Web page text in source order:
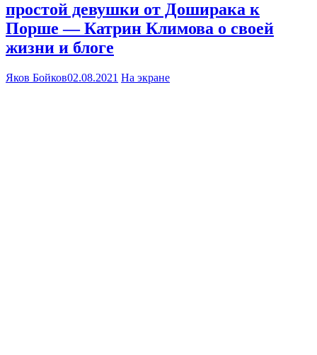
простой девушки от Доширака к
Порше — Катрин Климова о своей
жизни и блоге
Яков Бойков02.08.2021 На экране